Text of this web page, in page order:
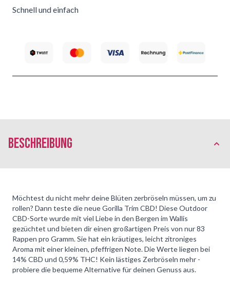
Schnell und einfach
Beschreibung
Möchtest du nicht mehr deine Blüten zerbröseln müssen, um zu
rollen? Dann teste die neue Gorilla Trim CBD! Diese Outdoor
CBD-Sorte wurde mit viel Liebe in den Bergen im Wallis
gezüchtet und bieten dir einen großartigen Preis von nur 83
Rappen pro Gramm. Sie hat ein kräutiges, leicht zitroniges
Aroma mit einer kleinen, pfeffrigen Note. Die Werte liegen bei
14% CBD und 0,59% THC! Kein lästiges Zerbröseln mehr -
probiere die bequeme Alternative für deinen Genuss aus.